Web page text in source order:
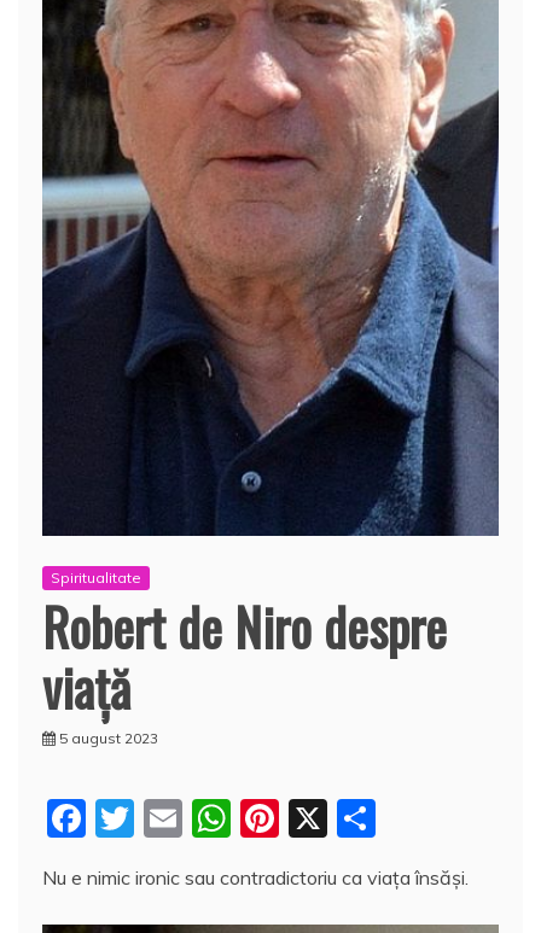
Spiritualitate
Robert de Niro despre
viaţă
5 august 2023
F
c
T
itt
E
ai
W
at
Pi
er
X
rt
Nu e nimic ironic sau contradictoriu ca viața însăși.